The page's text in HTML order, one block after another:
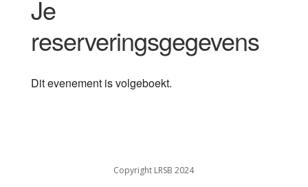
Je
reserveringsgegevens
Dit evenement is volgeboekt.
Copyright LRSB 2024